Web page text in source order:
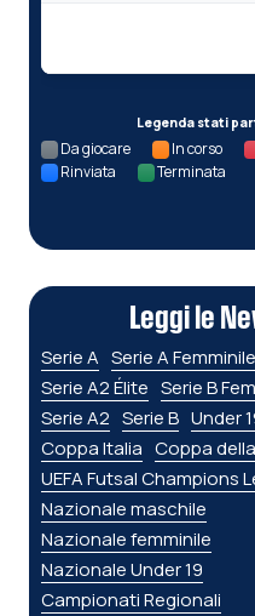
Legenda stati
Da giocare In corso
Rinviata
Terminata
Leggi le
Serie A Serie A Femminile
Serie A2 Élite Serie B
Serie A2 Serie B Under
Coppa Italia Coppa
UEFA Futsal Champions
Nazionale maschile
Nazionale femminile
Nazionale Under 19
Campionati Regionali